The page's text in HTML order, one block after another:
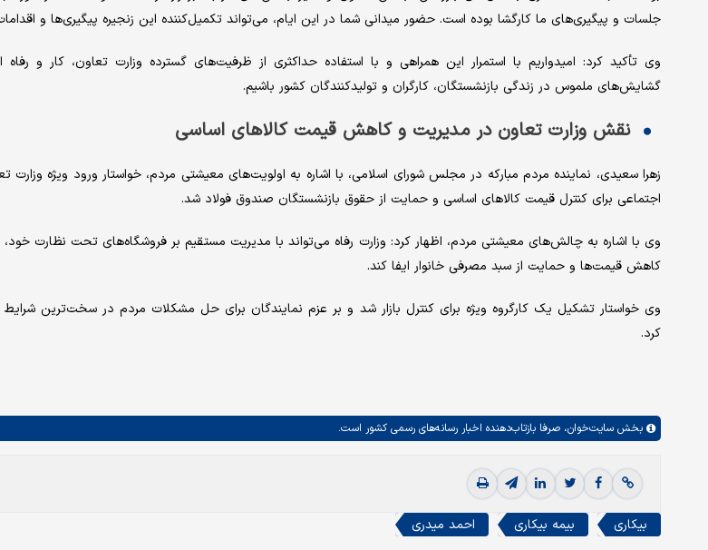
جلسات و پیگیری‌های ما کارگشا بوده است. حضور میدانی شما در این ایام، می‌تواند تکمیل‌کننده این زنجیره پیگیری‌ها و
وی تأکید کرد: امیدواریم با استمرار این همراهی و با استفاده حداکثری از ظرفیت‌های گسترده وزارت تعاون، کار و رفاه
گشایش‌های ملموس در زندگی بازنشستگان، کارگران و تولیدکنندگان کشور باشیم.
نقش وزارت تعاون در مدیریت و کاهش قیمت کالاهای اساسی
زهرا سعیدی، نماینده مردم مبارکه در مجلس شورای اسلامی، با اشاره به اولویت‌های معیشتی مردم، خواستار ورود ویژه وزارت
اجتماعی برای کنترل قیمت کالاهای اساسی و حمایت از حقوق بازنشستگان صندوق فولاد شد.
وی با اشاره به چالش‌های معیشتی مردم، اظهار کرد: وزارت رفاه می‌تواند با مدیریت مستقیم بر فروشگاه‌های تحت نظارت
کاهش قیمت‌ها و حمایت از سبد مصرفی خانوار ایفا کند.
وی خواستار تشکیل یک کارگروه ویژه برای کنترل بازار شد و بر عزم نمایندگان برای حل مشکلات مردم در سخت‌ترین شرایط
کرد.
بخش سایت‌خوان، صرفا بازتاب‌دهنده اخبار رسانه‌های رسمی کشور است.
بیکاری بیمه بیکاری احمد میدری